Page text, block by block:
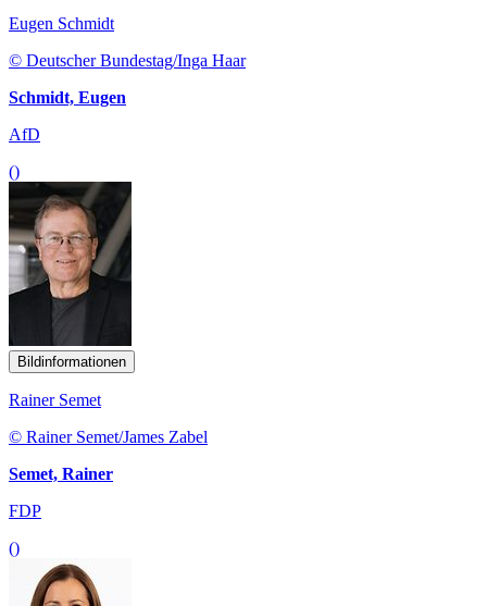
Eugen Schmidt
© Deutscher Bundestag/Inga Haar
Schmidt, Eugen
AfD
()
Bildinformationen
Rainer Semet
© Rainer Semet/James Zabel
Semet, Rainer
FDP
()